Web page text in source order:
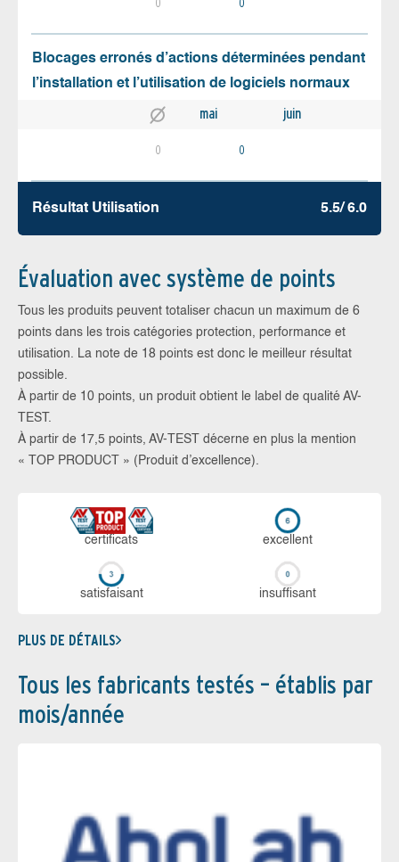
Blocages erronés d’actions déterminées pendant
l’installation et l’utilisation de logiciels normaux
mai juin
0 0
Résultat Utilisation 5.5/ 6.0
Évaluation avec système de points
Tous les produits peuvent totaliser chacun un maximum de 6
points dans les trois catégories protection, performance et
utilisation. La note de 18 points est donc le meilleur résultat
possible.
À partir de 10 points, un produit obtient le label de qualité AV-
TEST.
À partir de 17,5 points, AV-TEST décerne en plus la mention
« TOP PRODUCT » (Produit d’excellence).
certi­ficats ex­cellent
sa­tis­fai­sant in­suf­fi­sant
PLUS DE DÉTAILS
Tous les fabricants testés – établis par
mois/année